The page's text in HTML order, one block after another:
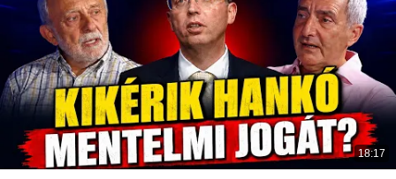
18:17